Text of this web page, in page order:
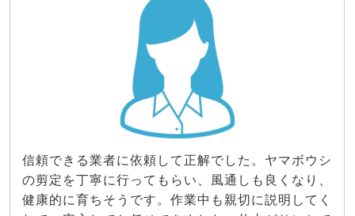
信頼できる業者に依頼して正解でした。ヤマボウシ
の剪定を丁寧に行ってもらい、風通しも良くなり、
健康的に育ちそうです。作業中も親切に説明してく